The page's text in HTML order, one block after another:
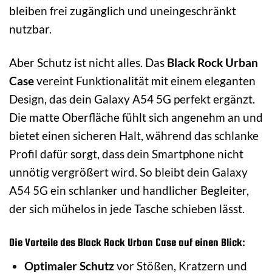
bleiben frei zugänglich und uneingeschränkt
nutzbar.
Aber Schutz ist nicht alles. Das Black Rock Urban
Casevereint Funktionalität mit einem eleganten
Design, das dein Galaxy A54 5G perfekt ergänzt.
Die matte Oberfläche fühlt sich angenehm an und
bietet einen sicheren Halt, während das schlanke
Profil dafür sorgt, dass dein Smartphone nicht
unnötig vergrößert wird. So bleibt dein Galaxy
A54 5G ein schlanker und handlicher Begleiter,
der sich mühelos in jede Tasche schieben lässt.
Die Vorteile des Black Rock Urban Case auf einen Blick:
Optimaler Schutzvor Stößen, Kratzern und